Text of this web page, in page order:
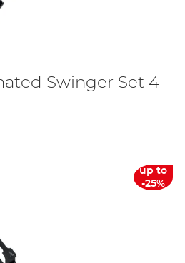
Swinger Set 4
up to
-25%